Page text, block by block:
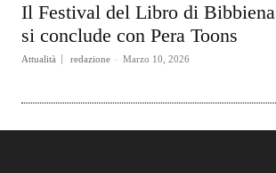
Il Festival del Libro di Bibbiena
si conclude con Pera Toons
Attualità redazione - Marzo 10, 2026